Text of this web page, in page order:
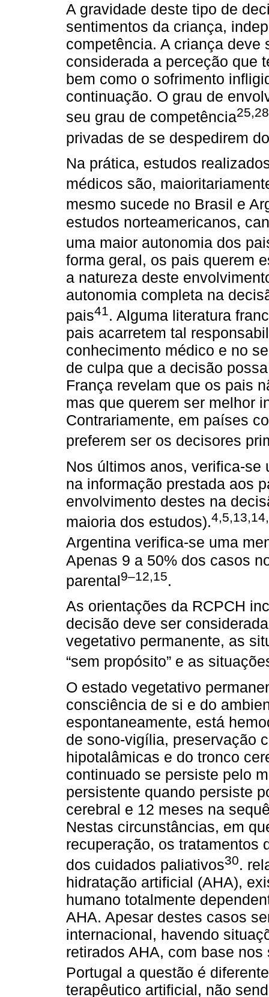
A gravidade deste tipo de
sentimentos da criança,
competência. A criança deve
considerada a perceção que
bem como o sofrimento
continuação. O grau de
seu grau de competência
privadas de se despedirem
Na prática, estudos
médicos são,
mesmo sucede no Brasil e
estudos norteamericanos,
uma maior autonomia dos
forma geral, os pais querem
a natureza deste
autonomia completa na
pais41. Alguma literatura
pais acarretem tal
conhecimento médico e no
de culpa que a decisão
França revelam que os pais
mas que querem ser melhor
Contrariamente, em países
preferem ser os decisores
Nos últimos anos, verifica-
na informação prestada aos
envolvimento destes na
maioria dos estudos).
Argentina verifica-se uma
Apenas 9 a 50% dos casos
parental9–12,15.
As orientações da RCPCH
decisão deve ser
vegetativo permanente, as
“sem propósito” e as
O estado vegetativo
consciência de si e do
espontaneamente, está
de sono-vigília, preservação
hipotalâmicas e do tronco
continuado se persiste pelo
persistente quando persiste
cerebral e 12 meses na
Nestas circunstâncias, em
recuperação, os tratamentos
dos cuidados paliativos30.
hidratação artificial (AHA),
humano totalmente
AHA. Apesar destes casos
internacional, havendo
retirados AHA, com base
Portugal a questão é diferente
terapêutico artificial, não